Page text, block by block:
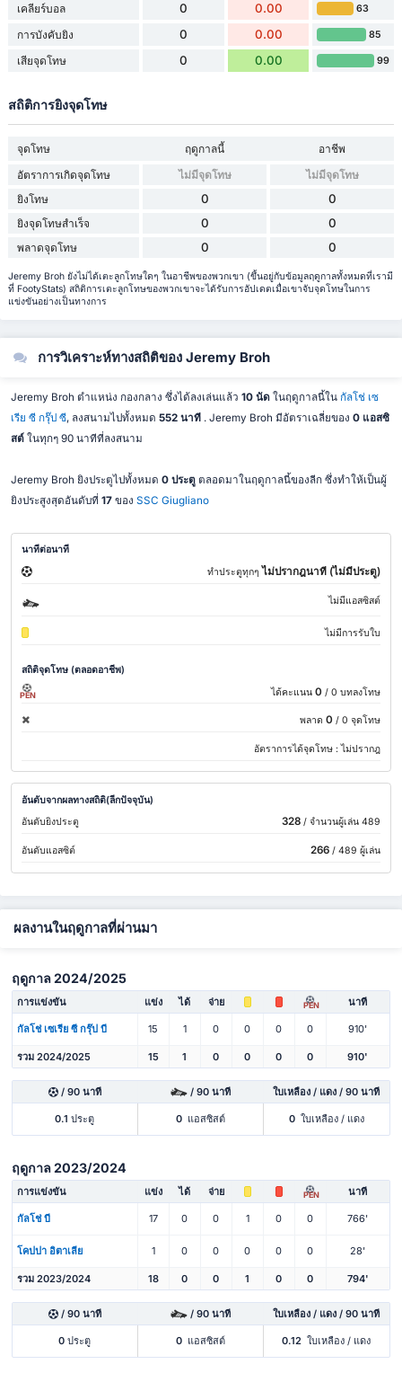
เคลียร์บอล 0 0.00 63
การบังคับยิง 0 0.00 85
เสียจุดโทษ 0 0.00 99
สถิติการยิงจุดโทษ
จุดโทษ ฤดูกาลนี้
อาชีพ
อัตราการเกิดจุดโทษ
ไม่มีจุดโทษ
ไม่มีจุดโทษ
ยิงโทษ
0 0
ยิงจุดโทษสำเร็จ 0 0
พลาดจุดโทษ 0 0
Jeremy Broh ยังไม่ได้เตะลูกโทษใดๆ ในอาชีพของพวกเขา (ขึ้นอยู่กับข้อมูลฤดูกาลทั้งหมดที่เรามี
ที่ FootyStats) สถิติการเตะลูกโทษของพวกเขาจะได้รับการอัปเดตเมื่อเขาจับจุดโทษในการ
แข่งขันอย่างเป็นทางการ
การวิเคราะห์ทางสถิติของ Jeremy Broh
Jeremy Broh ตำแหน่ง กองกลาง ซึ่งได้ลงเล่นแล้ว 10 นัดในฤดูกาลนี้ใน กัลโช่ เซ
เรีย ซี กรุ๊ป ซี, ลงสนามไปทั้งหมด 552 นาที . Jeremy Broh มีอัตราเฉลี่ยของ 0 แอสซิ
สต์ในทุกๆ 90 นาทีที่ลงสนาม
Jeremy Broh ยิงประตูไปทั้งหมด 0 ประตูตลอดมาในฤดูกาลนี้ของลีก ซึ่งทำให้เป็นผู้
ยิงประสูงสุดอันดับที่ 17ของ SSC Giugliano
นาทีต่อนาที
ทำประตูทุกๆไม่ปรากฎนาที (ไม่มีประตู)
ไม่มีแอสซิสต์
ไม่มีการรับใบ
สถิติจุดโทษ (ตลอดอาชีพ)
PEN ได้คะแนน 0 / 0 บทลงโทษ
พลาด 0 / 0 จุดโทษ
อัตราการได้จุดโทษ :ไม่ปรากฎ
อันดับจากผลทางสถิติ(ลีกปัจจุบัน)
อันดับยิงประตู
328/ จำนวนผู้เล่น 489
อันดับแอสซิต์ 266/ 489 ผู้เล่น
ผลงานในฤดูกาลที่ผ่านมา
ฤดูกาล 2024/2025
การแข่งขัน แข่ง ได้ จ่าย PEN นาที
กัลโช่ เซเรีย ซี กรุ๊ป บี 15 1 0 0 0 0 910'
รวม 2024/2025 15 1 0 0 0 0 910'
/ 90 นาที / 90 นาที ใบเหลือง / แดง / 90 นาที
0.1 ประตู 0 แอสซิสต์ 0 ใบเหลือง / แดง
ฤดูกาล 2023/2024
การแข่งขัน แข่ง ได้ จ่าย PEN นาที
กัลโช่ บี 17 0 0 1 0 0 766'
โคปปา อิตาเลีย 1 0 0 0 0 0 28'
รวม 2023/2024 18 0 0 1 0 0 794'
/ 90 นาที / 90 นาที ใบเหลือง / แดง / 90 นาที
0 ประตู 0 แอสซิสต์ 0.12 ใบเหลือง / แดง